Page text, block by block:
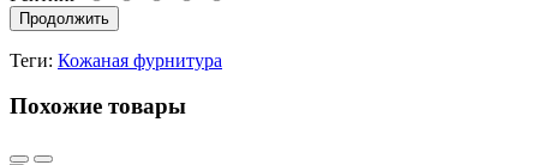
Продолжить
Теги: Кожаная фурнитура
Похожие товары